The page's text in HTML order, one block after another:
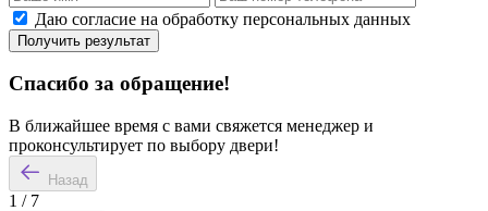
Даю согласие на обработку персональных данных
Получить результат
Спасибо за обращение!
В ближайшее время с вами свяжется менеджер и
проконсультирует по выбору двери!
Назад
1 / 7